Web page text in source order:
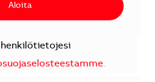
Aloita
.